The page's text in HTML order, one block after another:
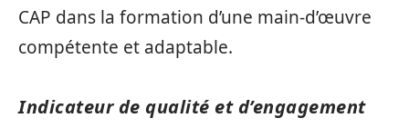
CAP dans la formation d’une main-d’œuvre
compétente et adaptable.
Indicateur de qualité et d’engagement